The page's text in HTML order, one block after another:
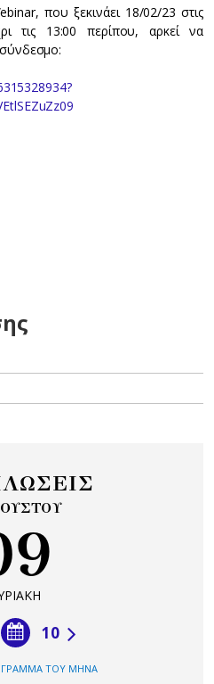
που ξεκινάει 18/02/23 στις
τις 13:00 περίπου, αρκεί να
10
ΤΟΥ ΜΗΝΑ